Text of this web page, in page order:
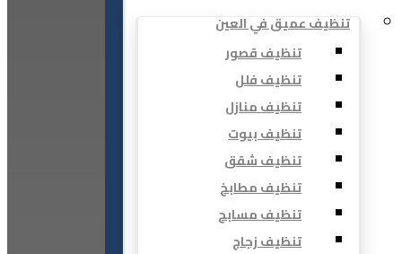
تنظيف عميق في العين
تنظيف قصور
تنظيف فلل
تنظيف منازل
تنظيف بيوت
تنظيف شقق
تنظيف مطابخ
تنظيف مسابح
تنظيف زجاج